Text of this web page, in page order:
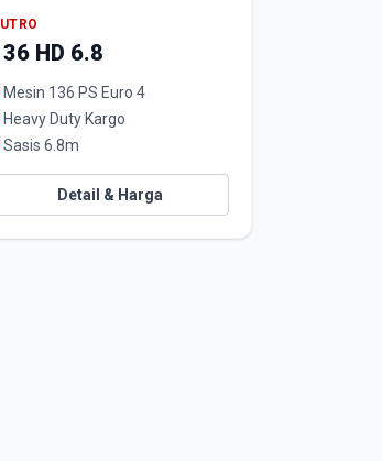
HD 6.8
Mesin 136 PS Euro 4
Heavy Duty Kargo
Sasis 6.8m
Detail & Harga